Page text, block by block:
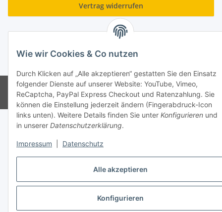
Alle akzeptieren
Konfigurieren
Wie wir Cookies & Co nutzen
Durch Klicken auf „Alle akzeptieren“ gestatten Sie den Einsatz
folgender Dienste auf unserer Website: YouTube, Vimeo,
ReCaptcha, PayPal Express Checkout und Ratenzahlung. Sie
können die Einstellung jederzeit ändern (Fingerabdruck-Icon
links unten). Weitere Details finden Sie unter Konfigurieren und
in unserer Datenschutzerklärung.
Impressum Datenschutz
Vertrag widerrufen
© Hartmut Röttger
Powered byJTL-Shop